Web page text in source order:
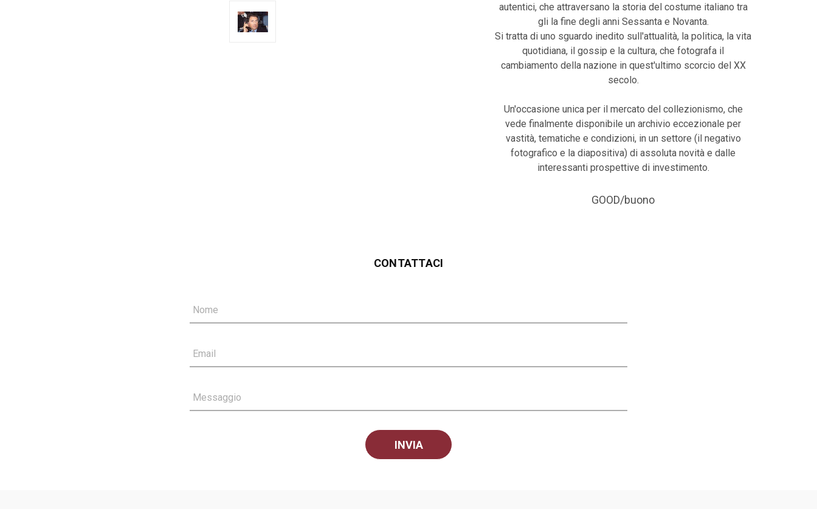
autentici, che attraversano la storia del costume italiano tra
gli la fine degli anni Sessanta e Novanta.
Si tratta di uno sguardo inedito sull'attualità, la politica, la vita
quotidiana, il gossip e la cultura, che fotografa il
cambiamento della nazione in quest'ultimo scorcio del XX
secolo.
Un'occasione unica per il mercato del collezionismo, che
vede finalmente disponibile un archivio eccezionale per
vastità, tematiche e condizioni, in un settore (il negativo
fotografico e la diapositiva) di assoluta novità e dalle
interessanti prospettive di investimento.
GOOD/buono
CONTATTACI
Nome
Email
Messaggio